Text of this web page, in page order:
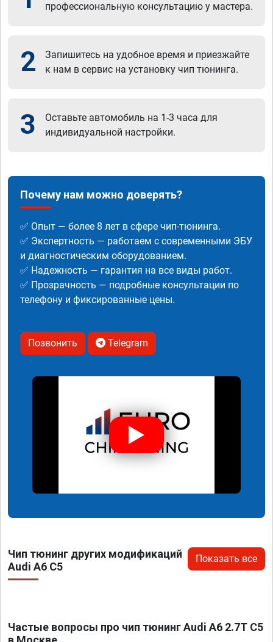
профессиональную консультацию у мастера.
2
Запишитесь на удобное время и приезжайте
к нам в сервис на установку чип тюнинга.
3
Оставьте автомобиль на 1-3 часа для
индивидуальной настройки.
Почему нам можно доверять?
✅ Опыт — более 8 лет в сфере чип-тюнинга.
✅ Экспертность — работаем с современными ЭБУ
и диагностическим оборудованием.
✅ Надежность — гарантия на все виды работ.
✅ Прозрачность — подробные консультации по
телефону и фиксированные цены.
Позвонить Telegram
Чип тюнинг других модификаций
Audi A6 C5
Показать все
Частые вопросы про чип тюнинг Audi A6 2.7T C5